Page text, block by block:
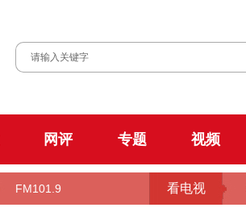
网评 专题 视频
FM101.9 看电视